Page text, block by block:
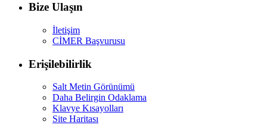
Bize Ulaşın
İletişim
CİMER Başvurusu
Erişilebilirlik
Salt Metin Görünümü
Daha Belirgin Odaklama
Klavye Kısayolları
Site Haritası